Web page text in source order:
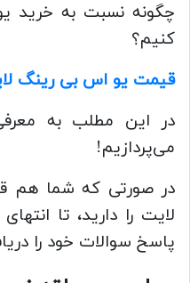
چگونه نسبت به خرید
کنیم؟
قیمت یو اس بی رینگ
در این مطلب به
می‌پردازیم!
در صورتی که شما هم
لایت را دارید، تا
پاسخ سوالات خود را